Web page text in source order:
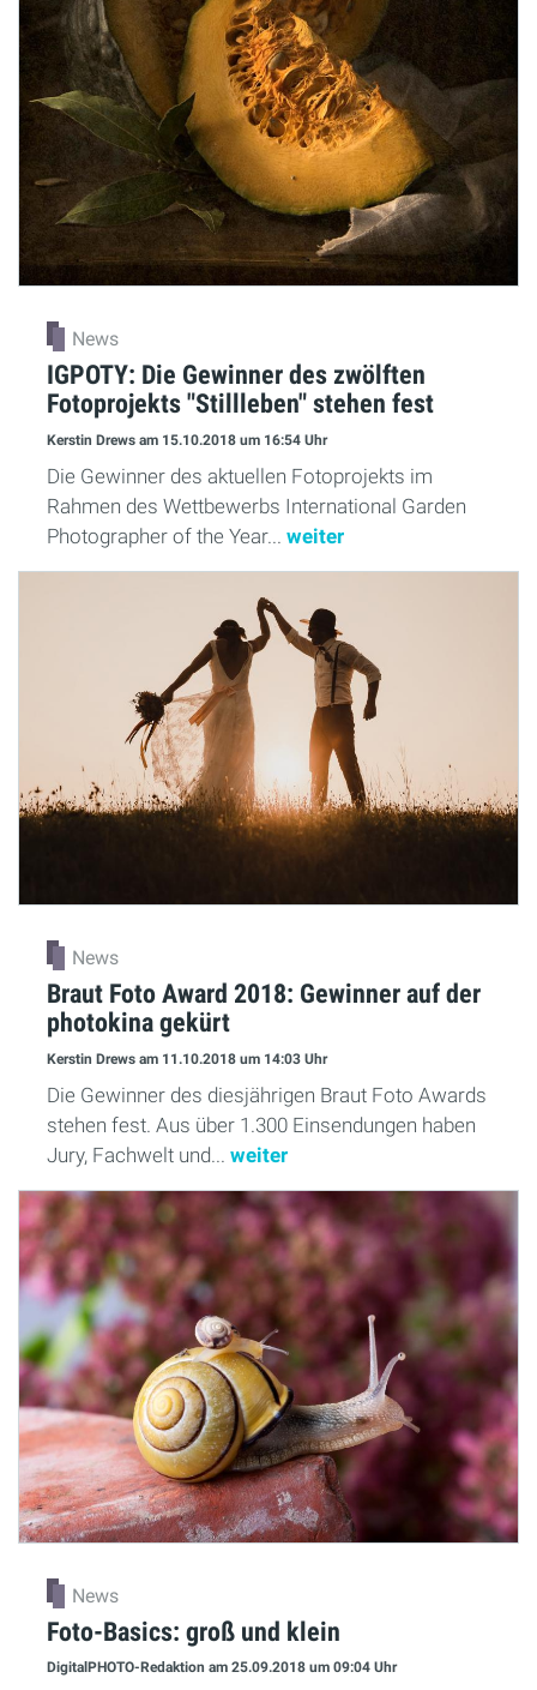
News
IGPOTY: Die Gewinner des zwölften
Fotoprojekts "Stillleben" stehen fest
Kerstin Drews am 15.10.2018 um 16:54 Uhr
Die Gewinner des aktuellen Fotoprojekts im
Rahmen des Wettbewerbs International Garden
Photographer of the Year... weiter
News
Braut Foto Award 2018: Gewinner auf der
photokina gekürt
Kerstin Drews am 11.10.2018 um 14:03 Uhr
Die Gewinner des diesjährigen Braut Foto Awards
stehen fest. Aus über 1.300 Einsendungen haben
Jury, Fachwelt und... weiter
News
Foto-Basics: groß und klein
DigitalPHOTO-Redaktion am 25.09.2018 um 09:04 Uhr